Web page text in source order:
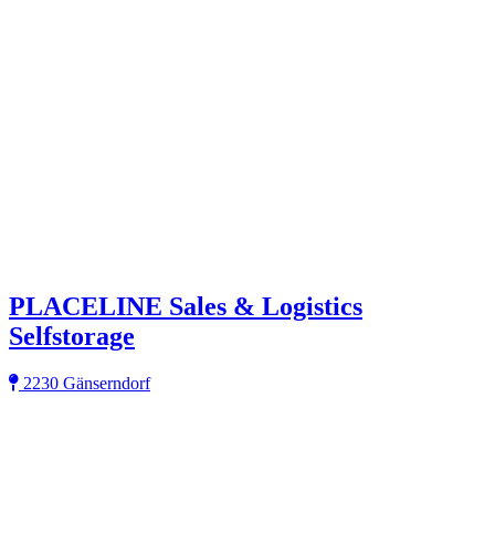
PLACELINE Sales & Logistics
Selfstorage
2230 Gänserndorf